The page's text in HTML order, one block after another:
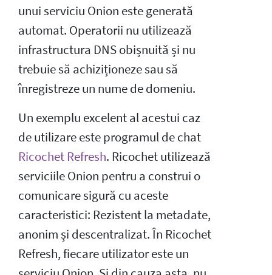
unui serviciu Onion este generată
automat. Operatorii nu utilizează
infrastructura DNS obișnuită și nu
trebuie să achiziționeze sau să
înregistreze un nume de domeniu.
Un exemplu excelent al acestui caz
de utilizare este programul de chat
Ricochet Refresh. Ricochet utilizează
serviciile Onion pentru a construi o
comunicare sigură cu aceste
caracteristici: Rezistent la metadate,
anonim și descentralizat. În Ricochet
Refresh, fiecare utilizator este un